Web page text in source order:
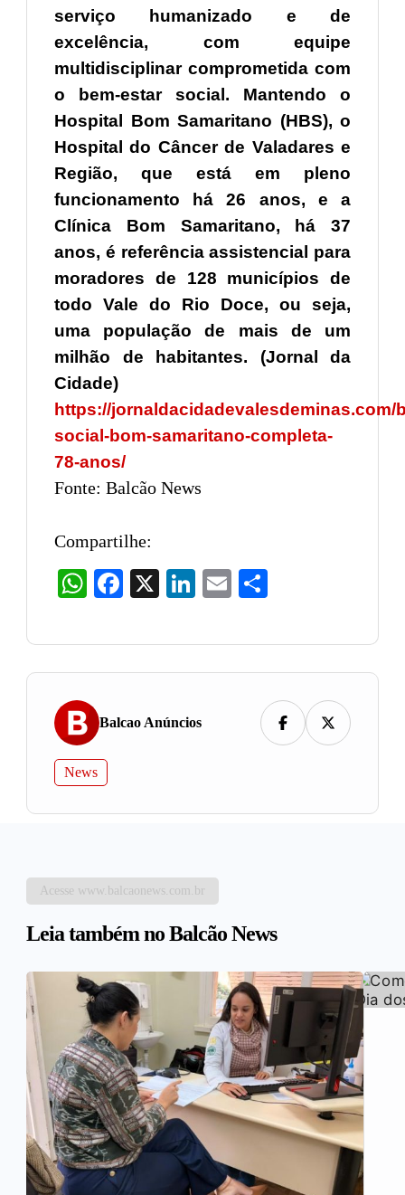
serviço humanizado e de
excelência, com equipe
multidisciplinar comprometida com
o bem-estar social. Mantendo o
Hospital Bom Samaritano (HBS), o
Hospital do Câncer de Valadares e
Região, que está em pleno
funcionamento há 26 anos, e a
Clínica Bom Samaritano, há 37
anos, é referência assistencial para
moradores de 128 municípios de
todo Vale do Rio Doce, ou seja,
uma população de mais de um
milhão de habitantes. (Jornal da
Cidade)
https://jornaldacidadevalesdeminas.com/
social-bom-samaritano-completa-
78-anos/
Fonte: Balcão News
Compartilhe:
WhatsAppFacebook LinkedIn
Email
Balcao Anúncios
News
Acesse www.balcaonews.com.br
Leia também no Balcão News